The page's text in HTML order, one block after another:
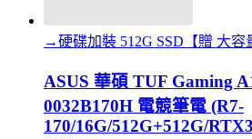
→硬碟加裝 512G SSD【贈 大容
ASUS 華碩 TUF Gaming
0032B170H 電競筆電 (R7-
170/16G/512G+512G/